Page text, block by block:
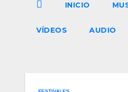
INICIO
VÍDEOS AUDIO